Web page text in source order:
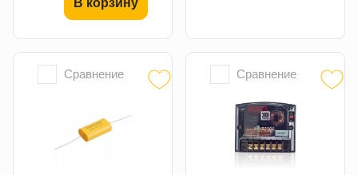
Сравнение Сравнение